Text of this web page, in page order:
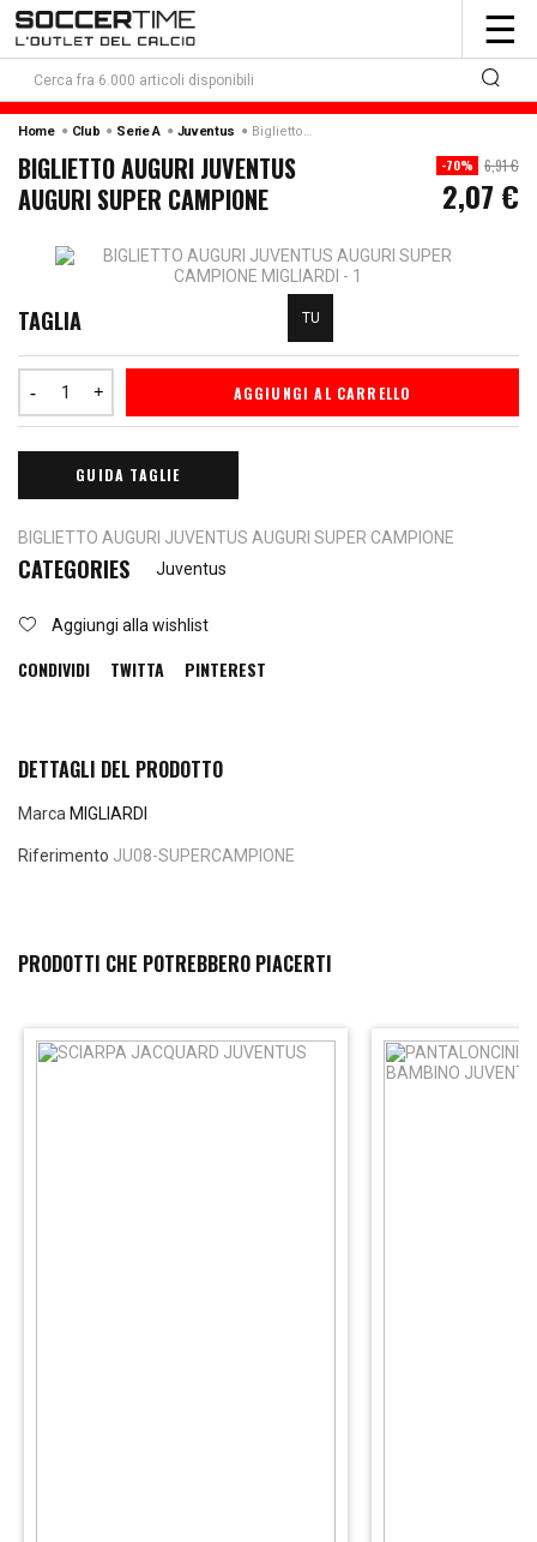
☰
Home Club Serie A Juventus Biglietto Auguri Juventus Auguri Super Campione
BIGLIETTO AUGURI JUVENTUS
AUGURI SUPER CAMPIONE
-70% 6,91 €
2,07 €
TAGLIA TU
AGGIUNGI AL CARRELLO
GUIDA TAGLIE
BIGLIETTO AUGURI JUVENTUS AUGURI SUPER CAMPIONE
CATEGORIES Juventus
Aggiungi alla wishlist
CONDIVIDI TWITTA PINTEREST
DETTAGLI DEL PRODOTTO
Marca MIGLIARDI
Riferimento JU08-SUPERCAMPIONE
PRODOTTI CHE POTREBBERO PIACERTI